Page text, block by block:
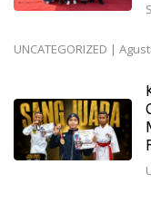
UNCATEGORIZED |